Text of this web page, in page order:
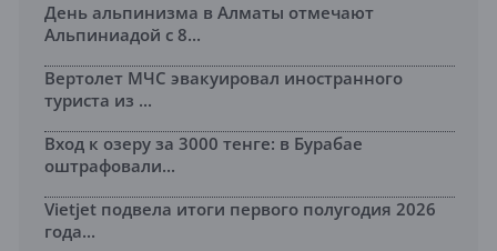
День альпинизма в Алматы отмечают
Альпиниадой с 8...
Вертолет МЧС эвакуировал иностранного
туриста из ...
Вход к озеру за 3000 тенге: в Бурабае
оштрафовали...
Vietjet подвела итоги первого полугодия 2026
года...